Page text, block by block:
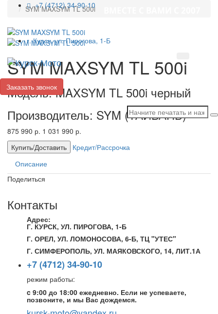
+7 (4712) 34-90-10
г. Курск, ул. Пирогова, 1-Б
Заказать звонок
SYM MAXSYM TL 500i
SYM MAXSYM TL 500i
Модель: MAXSYM TL 500i черный
Производитель: SYM (ТАЙВАНЬ)
875 990 р. 1 031 990 р.
Купить/Доставить
Кредит/Рассрочка
Описание
Поделиться
Контакты
Адрес:
Г. КУРСК, УЛ. ПИРОГОВА, 1-Б
Г. ОРЕЛ, УЛ. ЛОМОНОСОВА, 6-Б, ТЦ "УТЕС"
Г. СИМФЕРОПОЛЬ, УЛ. МАЯКОВСКОГО, 14, ЛИТ.1А
+7 (4712) 34-90-10
режим работы:
c 9:00 до 18:00 ежедневно. Если не успеваете,
позвоните, и мы Вас дождемся.